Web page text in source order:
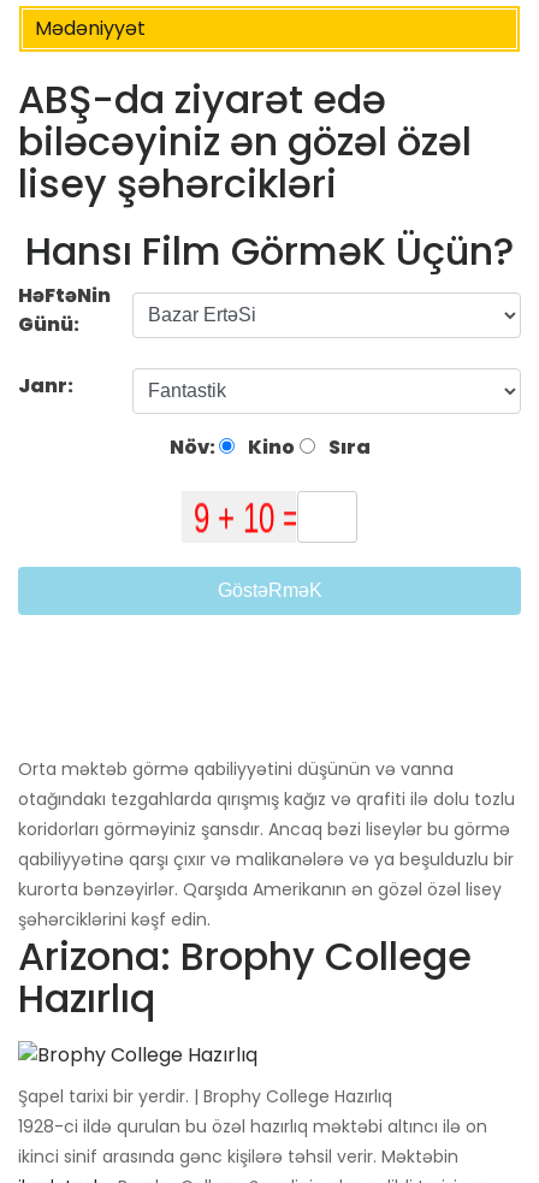
Mədəniyyət
ABŞ-da ziyarət edə
biləcəyiniz ən gözəl özəl
lisey şəhərcikləri
Hansı Film GörməK Üçün?
HəFtəNin
Günü:
Janr:
Növ: Kino Sıra
GöstəRməK
Orta məktəb görmə qabiliyyətini düşünün və vanna
otağındakı tezgahlarda qırışmış kağız və qrafiti ilə dolu tozlu
koridorları görməyiniz şansdır. Ancaq bəzi liseylər bu görmə
qabiliyyətinə qarşı çıxır və malikanələrə və ya beşulduzlu bir
kurorta bənzəyirlər. Qarşıda Amerikanın ən gözəl özəl lisey
şəhərciklərini kəşf edin.
Arizona: Brophy College
Hazırlıq
Şapel tarixi bir yerdir. | Brophy College Hazırlıq
1928-ci ildə qurulan bu özəl hazırlıq məktəbi altıncı ilə on
ikinci sinif arasında gənc kişilərə təhsil verir. Məktəbin